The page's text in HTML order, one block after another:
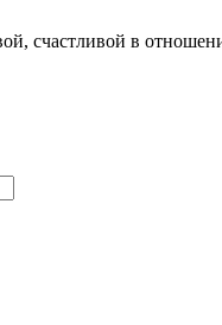
счастливой в